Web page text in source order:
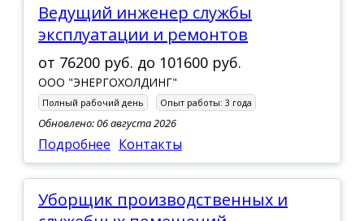
Ведущий инженер службы
эксплуатации и ремонтов
от 76200 руб. до 101600 руб.
ООО "ЭНЕРГОХОЛДИНГ"
Полный рабочий день Опыт работы: 3 года
Обновлено: 06 августа 2026
Подробнее Контакты
Уборщик производственных и